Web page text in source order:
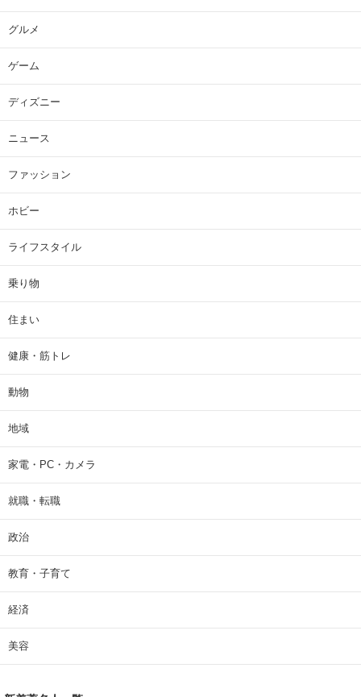
グルメ
ゲーム
ディズニー
ニュース
ファッション
ホビー
ライフスタイル
乗り物
住まい
健康・筋トレ
動物
地域
家電・PC・カメラ
就職・転職
政治
教育・子育て
経済
美容